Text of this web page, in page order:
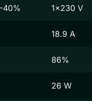
40% 1x230 V
18.9 A
86%
26 W